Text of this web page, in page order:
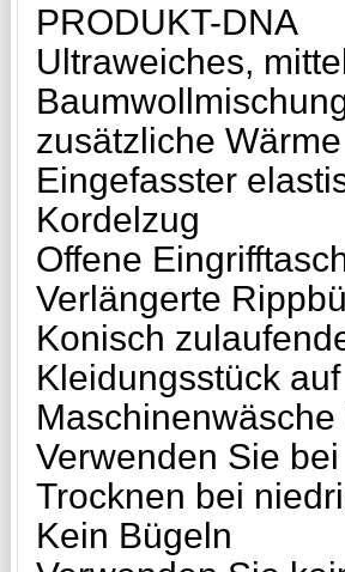
PRODUKT-DNA
Ultraweiches,
zusätzliche Wärme
Eingefasster
Kordelzug
Offene
Verlängerte
Konisch
Kleidungsstück
Verwenden Sie
Trocknen bei
Kein Bügeln